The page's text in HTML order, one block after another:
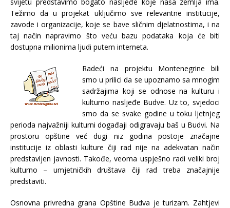
Težimo da u projekat uključimo sve relevantne institucije,
zavode i organizacije, koje se bave sličnim djelatnostima, i na
taj način napravimo što veću bazu podataka koja će biti
dostupna milionima ljudi putem interneta.
Radeći na projektu Montenegrine bili
smo u prilici da se upoznamo sa mnogim
sadržajima koji se odnose na kulturu i
kulturno nasljeđe Budve. Uz to, svjedoci
smo da se svake godine u toku ljetnjeg
perioda najvažniji kulturni događaji odigravaju baš u Budvi. Na
prostoru opštine već dugi niz godina postoje značajne
institucije iz oblasti kulture čiji rad nije na adekvatan način
predstavljen javnosti. Takođe, veoma uspješno radi veliki broj
kulturno – umjetničkih društava čiji rad treba značajnije
predstaviti.
Osnovna privredna grana Opštine Budva je turizam. Zahtjevi